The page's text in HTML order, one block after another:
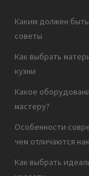
Каким должен
советы
Как выбрать
кухни
Какое
мастеру?
Особенности
чем отличаются
Как выбрать